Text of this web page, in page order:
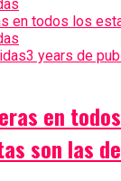
3 years de
en
son las